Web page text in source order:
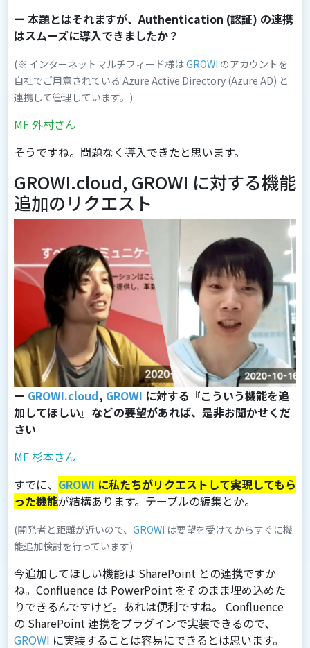
ー 本題とはそれますが、Authentication (認証) の連携
はスムーズに導入できましたか？
(※ インターネットマルチフィード様はGROWI のアカウントを
自社でご用意されている Azure Active Directory (Azure AD) と
連携して管理しています。)
MF 外村さん
そうですね。問題なく導入できたと思います。
GROWI.cloud, GROWI に対する機能
追加のリクエスト
ー GROWI.cloud, GROWI に対する『こういう機能を追
加してほしい』などの要望があれば、是非お聞かせくだ
さい
MF 杉本さん
すでに、 GROWI に私たちがリクエストして実現してもら
った機能が結構あります。テーブルの編集とか。
(開発者と距離が近いので、 GROWI は要望を受けてからすぐに機
能追加検討を行っています)
今追加してほしい機能は SharePoint との連携ですか
ね。Confluence は PowerPoint をそのまま埋め込めた
りできるんですけど。あれは便利ですね。 Confluence
の SharePoint 連携をプラグインで実装できるので、
GROWI に実装することは容易にできるとは思います。